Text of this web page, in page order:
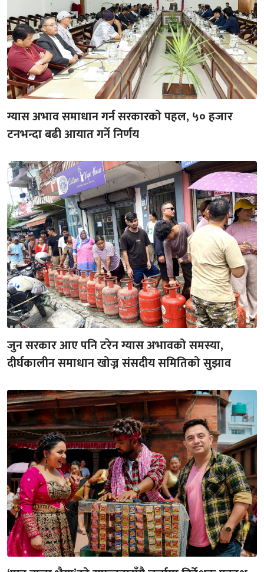
ग्यास अभाव समाधान गर्न सरकारको पहल, ५० हजार
टनभन्दा बढी आयात गर्ने निर्णय
जुन सरकार आए पनि टरेन ग्यास अभावको समस्या,
दीर्घकालीन समाधान खोज्न संसदीय समितिको सुझाव